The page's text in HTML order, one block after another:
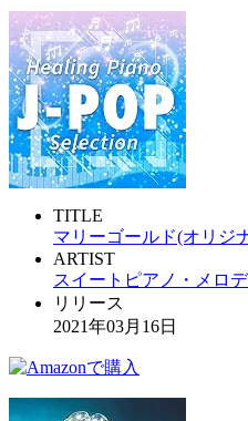
TITLE
マリーゴールド(オリジ
ARTIST
スイートピアノ・メロ
リリース
2021年03月16日